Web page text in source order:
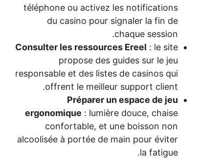
téléphone
Consulter les
responsable et
alcoolisée à